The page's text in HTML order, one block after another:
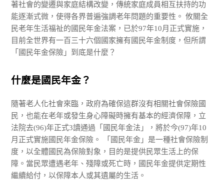
著社會的變遷與家庭結構改變，傳統家庭成員相互扶持的功
能逐漸式微，使得各界普遍強調老年問題的重要性。 攸關全
民老年生活福祉的國民年金法案，已於97年10月正式實施，
目前全世界有一百三十六個國家擁有國民年金制度，但所謂
「國民年金保險」到底是什麼？
什麼是國民年金？
隨著老人化社會來臨，政府為確保這群沒有相關社會保險國
民，也能在老年或發生身心障礙時擁有基本的經濟保障，立
法院去(96)年正式3讀通過「國民年金法」，將於今(97)年10
月正式實施國民年金保險。 「國民年金」是一種社會保險制
度，以全體國民為保險對象，目的是提供民眾生活上的保
障。當民眾遭遇老年、殘障或死亡時，國民年金提供定期性
繼續給付，以保障本人或其遺屬的生活。